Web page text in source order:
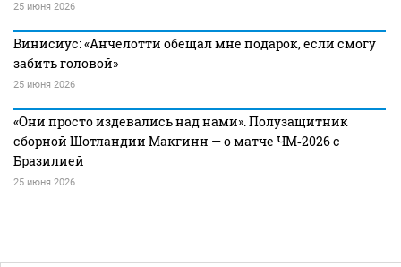
25 июня 2026
Винисиус: «Анчелотти обещал мне подарок, если смогу
забить головой»
25 июня 2026
«Они просто издевались над нами». Полузащитник
сборной Шотландии Макгинн — о матче ЧМ‑2026 с
Бразилией
25 июня 2026